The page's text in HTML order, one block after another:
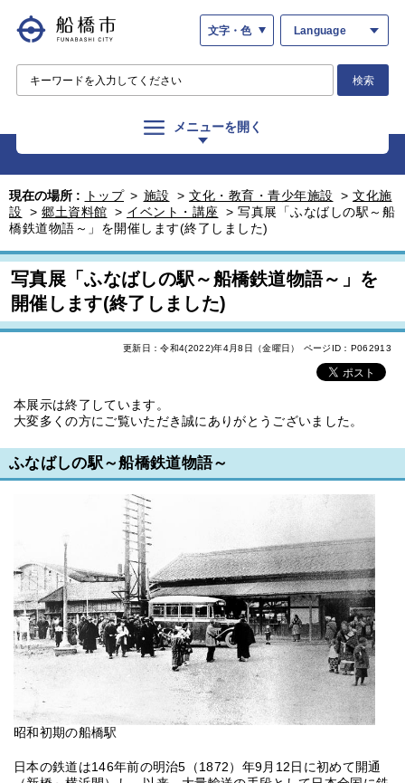
文字・色 Language
検索
メニューを開く
現在の場所 : トップ > 施設 > 文化・教育・青少年施設 > 文化施
設
> 郷土資料館 > イベント・講座 > 写真展「ふなばしの駅～船
橋鉄道物語～」を開催します(終了しました)
写真展「ふなばしの駅～船橋鉄道物語～」を
開催します(終了しました)
更新日：令和4(2022)年4月8日（金曜日） ページID：P062913
本展示は終了しています。
大変多くの方にご覧いただき誠にありがとうございました。
ふなばしの駅～船橋鉄道物語～
昭和初期の船橋駅
日本の鉄道は146年前の明治5（1872）年9月12日に初めて開通